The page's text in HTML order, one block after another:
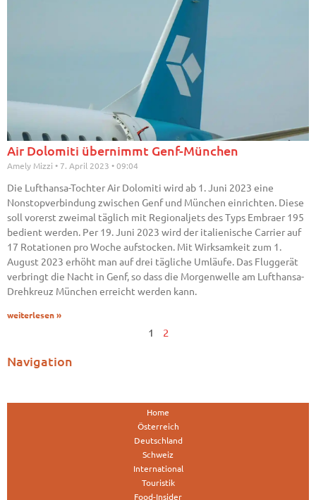
Air Dolomiti übernimmt Genf-München
Amely Mizzi 7. April 2023 09:04
Die Lufthansa-Tochter Air Dolomiti wird ab 1. Juni 2023 eine
Nonstopverbindung zwischen Genf und München einrichten. Diese
soll vorerst zweimal täglich mit Regionaljets des Typs Embraer 195
bedient werden. Per 19. Juni 2023 wird der italienische Carrier auf
17 Rotationen pro Woche aufstocken. Mit Wirksamkeit zum 1.
August 2023 erhöht man auf drei tägliche Umläufe. Das Fluggerät
verbringt die Nacht in Genf, so dass die Morgenwelle am Lufthansa-
Drehkreuz München erreicht werden kann.
weiterlesen »
1 2
Navigation
Home
Österreich
Deutschland
Schweiz
International
Touristik
Food-Insider